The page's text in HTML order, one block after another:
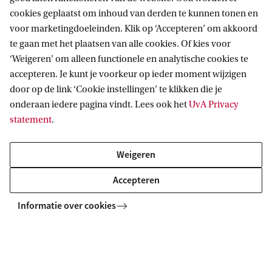
wereld met en voor toekomstige generaties.
Steun het UvA Fonds
cookies geplaatst om inhoud van derden te kunnen tonen en
voor marketingdoeleinden. Klik op ‘Accepteren’ om akkoord
te gaan met het plaatsen van alle cookies. Of kies voor
‘Weigeren’ om alleen functionele en analytische cookies te
accepteren. Je kunt je voorkeur op ieder moment wijzigen
door op de link ‘Cookie instellingen’ te klikken die je
onderaan iedere pagina vindt. Lees ook hetUvA Privacy
statement.
Weigeren
Accepteren
Informatie over cookies